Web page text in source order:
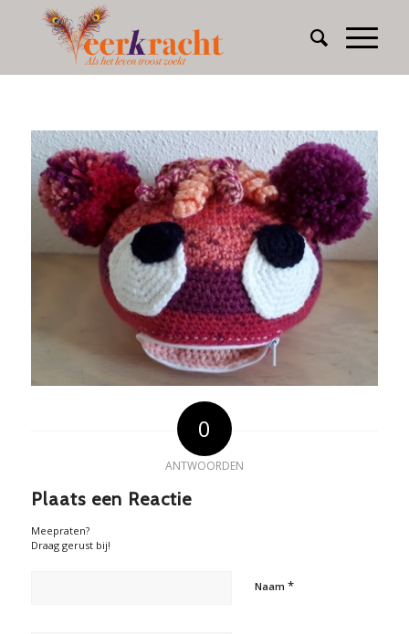
0
ANTWOORDEN
Plaats een Reactie
Meepraten?
Draag gerust bij!
Naam *